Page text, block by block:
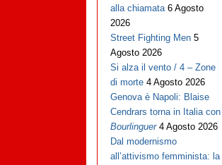
alla chiamata 6 Agosto
2026
Street Fighting Men 5
Agosto 2026
Si alza il vento / 4 – Zone
di morte 4 Agosto 2026
Genova è Napoli: Blaise
Cendrars torna in Italia con
Bourlinguer 4 Agosto 2026
Dal modernismo
all’attivismo femminista: la